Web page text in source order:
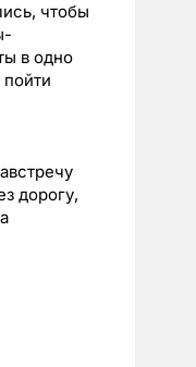
чтобы
в одно
дорогу,